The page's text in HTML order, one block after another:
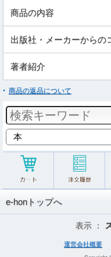
商品の内容
出版社・メーカーからの
著者紹介
商品の返品について
e-honトップへ
表示 ：
運営会社概要